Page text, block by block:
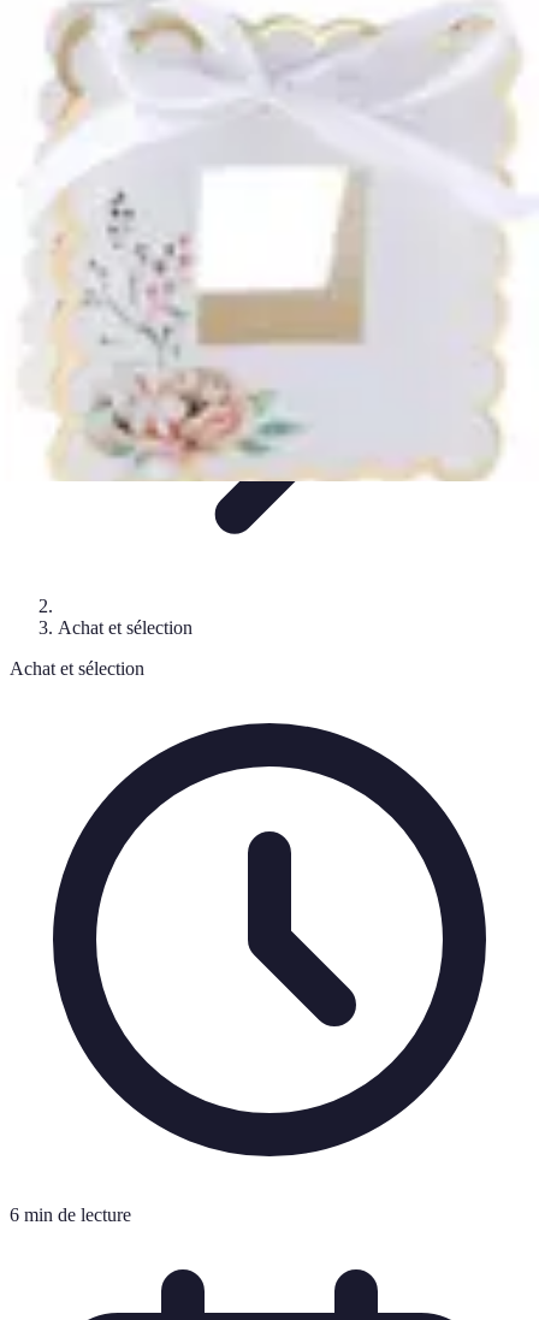
Chocolats de Pâques
Tendances Saveurs et Variétés
Décoration et
Personnalisation
Recettes et DIY
Chocolats de Pâques
Achat et sélection
Achat et sélection
6 min de lecture